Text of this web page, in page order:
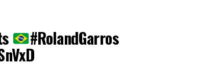
#RolandGarros